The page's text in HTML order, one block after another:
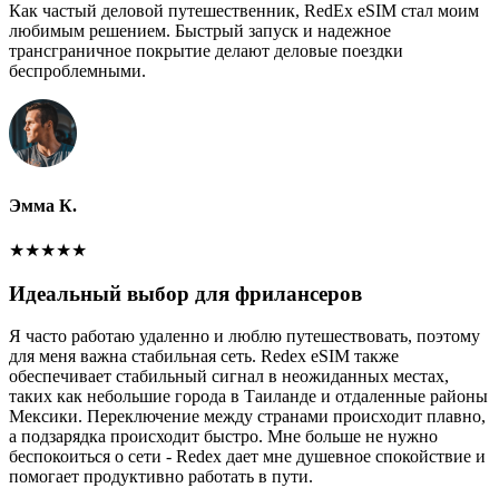
Как частый деловой путешественник, RedEx eSIM стал моим
любимым решением. Быстрый запуск и надежное
трансграничное покрытие делают деловые поездки
беспроблемными.
Эмма К.
★★★★★
Идеальный выбор для фрилансеров
Я часто работаю удаленно и люблю путешествовать, поэтому
для меня важна стабильная сеть. Redex eSIM также
обеспечивает стабильный сигнал в неожиданных местах,
таких как небольшие города в Таиланде и отдаленные районы
Мексики. Переключение между странами происходит плавно,
а подзарядка происходит быстро. Мне больше не нужно
беспокоиться о сети - Redex дает мне душевное спокойствие и
помогает продуктивно работать в пути.